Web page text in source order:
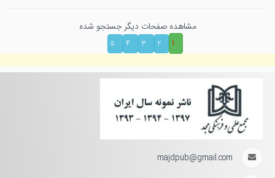
مشاهده صفحات دیگر جستجو شده
۱
۲ ۳ ۴ ۵
majdpub@gmail.com